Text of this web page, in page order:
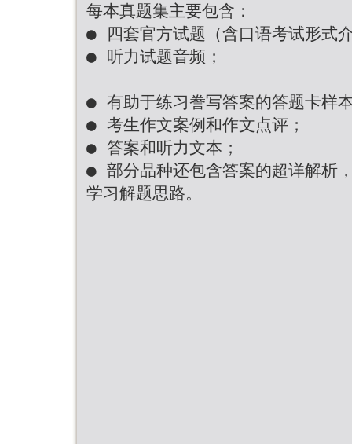
每本真题集主要包含：
● 四套官方试题（含口语考试形式
● 听力试题音频；
● 有助于练习誊写答案的答题卡样
● 考生作文案例和作文点评；
● 答案和听力文本；
● 部分品种还包含答案的超详解析
学习解题思路。